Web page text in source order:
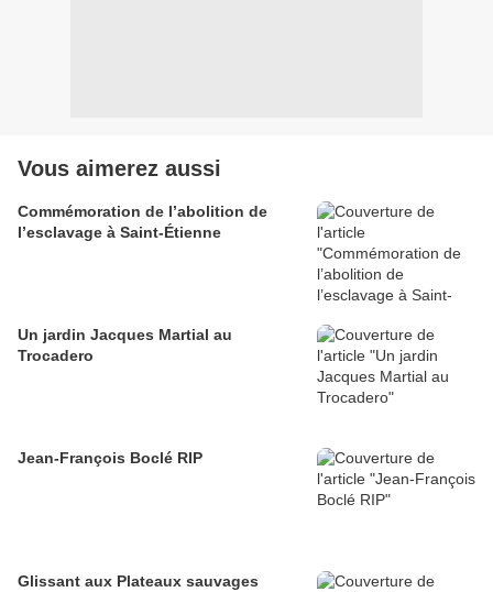
Vous aimerez aussi
Commémoration de l’abolition de
l’esclavage à Saint-Étienne
Un jardin Jacques Martial au
Trocadero
Jean-François Boclé RIP
Glissant aux Plateaux sauvages